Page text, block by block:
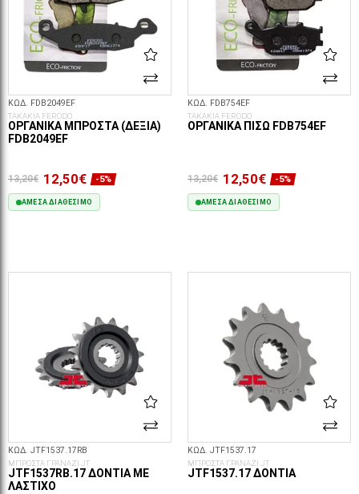
ΚΩΔ. FDB2049EF
ΤΑΚΑΚΙΑ FERODO
ΟΡΓΑΝΙΚΆ ΜΠΡΟΣΤΆ (ΔΕΞΙΆ)
FDB2049EF
13,20€ 12,50€ -5%
ΆΜΕΣΑ ΔΙΑΘΈΣΙΜΟ
ΚΩΔ. FDB754EF
ΤΑΚΑΚΙΑ FERODO
ΟΡΓΑΝΙΚΆ ΠΊΣΩ FDB754EF
13,20€ 12,50€ -5%
ΆΜΕΣΑ ΔΙΑΘΈΣΙΜΟ
ΚΩΔ. JTF1537.17RB
ΜΠΡΟΣΤΑ ΓΡΑΝΑΖΙ JT
JTF1537RB.17 ΔΌΝΤΙΑ ΜΕ
ΛΆΣΤΙΧΟ
ΚΩΔ. JTF1537.17
ΜΠΡΟΣΤΑ ΓΡΑΝΑΖΙ JT
JTF1537.17 ΔΌΝΤΙΑ